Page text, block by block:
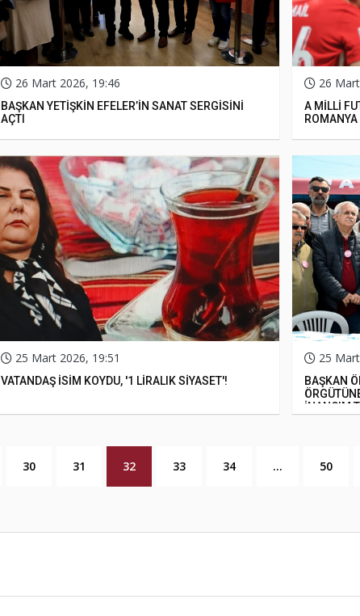
26 Mart 2026, 19:46
BAŞKAN YETİŞKİN EFELER’İN SANAT SERGİSİNİ
AÇTI
26 Mart
A MİLLİ
25 Mart 2026, 19:51
VATANDAŞ İSİM KOYDU, '1 LİRALIK SİYASET'!
25 Mart
BAŞKAN
İNANCIM
30 31 32 33 34 ... 50